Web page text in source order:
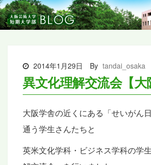
2014年1月29日 By tandai_osaka
異文化理解交流会【大
大阪学舎の近くにある「せいがん
通う学生さんたちと
英米文化学科・ビジネス学科の学